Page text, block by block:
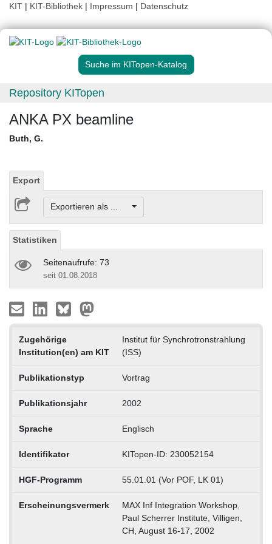
KIT | KIT-Bibliothek | Impressum | Datenschutz
Suche im KITopen-Katalog
Repository KITopen
ANKA PX beamline
Buth, G.
Export
Exportieren als ...
Statistiken
Seitenaufrufe: 73
seit 01.08.2018
Zugehörige
Institution(en) am KIT
Institut für Synchrotronstrahlung
(ISS)
Publikationstyp Vortrag
Publikationsjahr 2002
Sprache Englisch
Identifikator KITopen-ID: 230052154
HGF-Programm 55.01.01 (Vor POF, LK 01)
Erscheinungsvermerk
MAX Inf Integration Workshop,
Paul Scherrer Institute, Villigen,
CH, August 16-17, 2002